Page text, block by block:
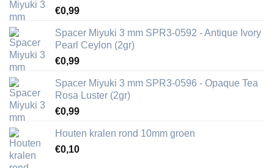
€0,99
Spacer Miyuki 3 mm SPR3-0592 - Antique Ivory
Pearl Ceylon (2gr)
€0,99
Spacer Miyuki 3 mm SPR3-0596 - Opaque Tea
Rosa Luster (2gr)
€0,99
Houten kralen rond 10mm groen
€0,10